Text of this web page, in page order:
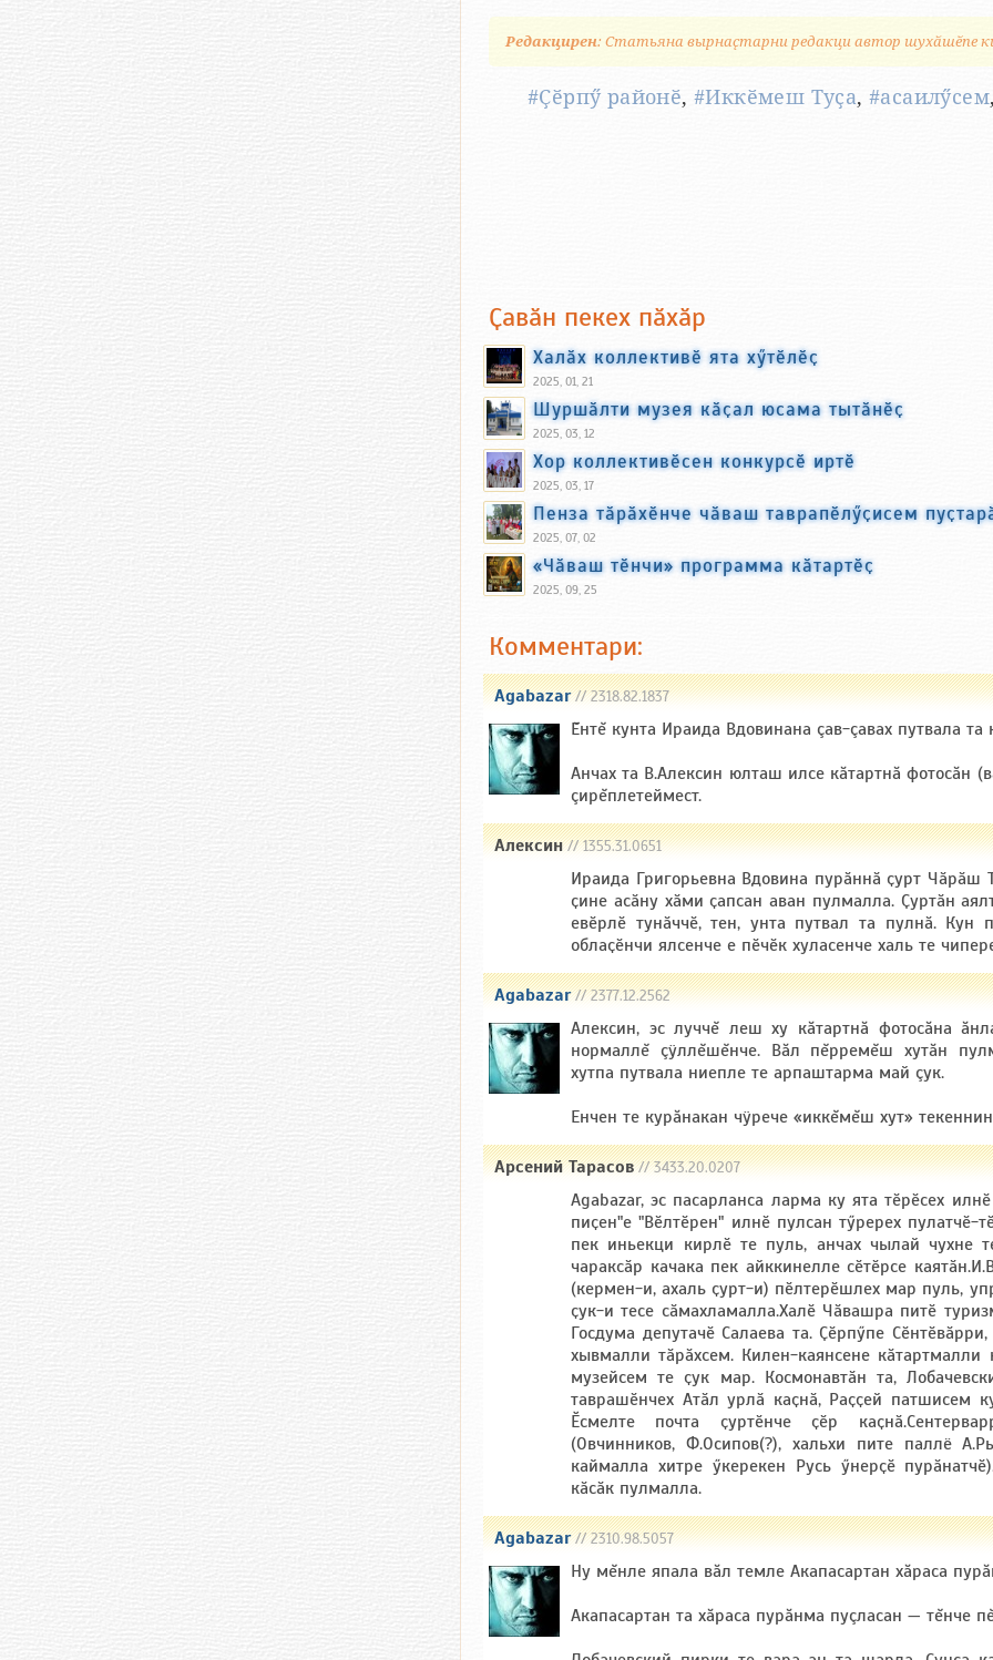
Редакцирен: Статьяна вырнаҫтарни редакци автор шухӑшӗпе
#Ҫӗрпӳ районӗ,#Иккӗмеш Туҫа,#асаилӳсем
Ҫавӑн пекех пӑхӑр
Халӑх коллективӗ ята хӳтӗлӗҫ
2025, 01, 21
Шуршӑлти музея кӑҫал юсама тытӑнӗҫ
2025, 03, 12
Хор коллективӗсен конкурсӗ иртӗ
2025, 03, 17
Пенза тӑрӑхӗнче чӑваш таврапӗлӳҫисем
2025, 07, 02
«Чӑваш тӗнчи» программа кӑтартӗҫ
2025, 09, 25
Комментари:
Agabazar// 2318.82.1837
Ĕнтĕ кунта Ираида Вдовинана çав-çавах путвала та
Анчах та В.Алексин юлташ илсе кăтартнă фотосăн
çирĕплетеймест.
Алексин// 1355.31.0651
Ираида Григорьевна Вдовина пурӑннӑ ҫурт Чӑрӑш
ҫине асӑну хӑми ҫапсан аван пулмалла. Ҫуртӑн
евӗрлӗ тунӑччӗ, тен, унта путвал та пулнӑ. Кун
облаҫӗнчи ялсенче е пӗчӗк хуласенче халь те
Agabazar// 2377.12.2562
Алексин, эс луччĕ леш ху кăтартнă фотосăна
нормаллĕ çÿллĕшĕнче. Вăл пĕрремĕш хутăн
хутпа путвала ниепле те арпаштарма май çук.
Енчен те курăнакан чÿрече «иккĕмĕш хут»
Арсений Тарасов// 3433.20.0207
Agabazar, эс пасарланса ларма ку ята тӗрӗсех
пиҫен"е "Вӗлтӗрен" илнӗ пулсан тӳререх пулатчӗ-
пек иньекци кирлӗ те пуль, анчах чылай чухне
чараксӑр качака пек айккинелле сӗтӗрсе
(кермен-и, ахаль ҫурт-и) пӗлтерӗшлех мар пуль,
ҫук-и тесе сӑмахламалла.Халӗ Чӑвашра питӗ
Госдума депутачӗ Салаева та. Ҫӗрпӳпе
хывмалли тӑрӑхсем. Килен-каянсене кӑтартмалли
музейсем те ҫук мар. Космонавтӑн та,
таврашӗнчех Атӑл урлӑ каҫнӑ, Раҫҫей патшисем
Ӗсмелте почта ҫуртӗнче ҫӗр
(Овчинников, Ф.Осипов(?), хальхи пите паллё
каймалла хитре ӳкерекен Русь ӳнерҫӗ
кӑсӑк пулмалла.
Agabazar// 2310.98.5057
Ну мĕнле япала вăл темле Акапасартан хăраса
Акапасартан та хăраса пурăнма пуçласан — тĕнче